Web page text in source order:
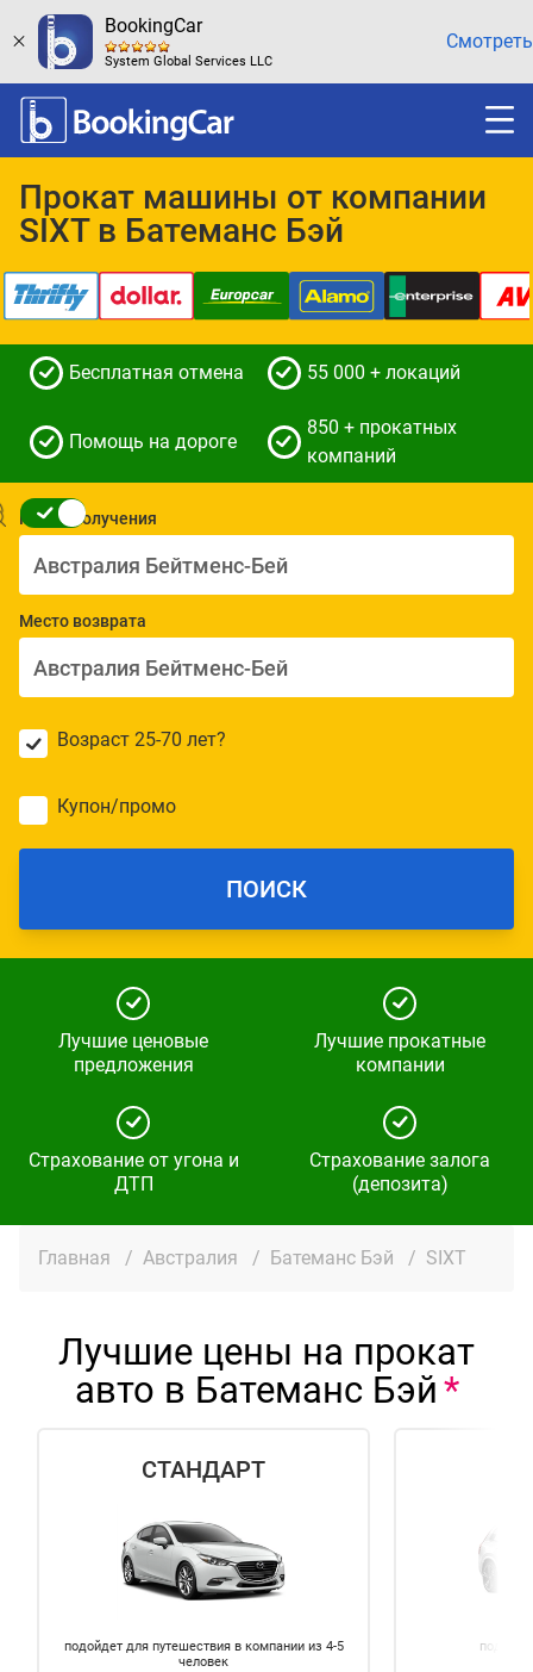
BookingCar
System Global Services LLC
Смотреть
Прокат машины от компании
SIXT в Батеманс Бэй
Бесплатная отмена 55 000 + локаций
Помощь на дороге
850 + прокатных
компаний
Место получения
Место возврата
Возраст 25-70 лет?
Купон/промо
ПОИСК
Лучшие ценовые
предложения
Лучшие прокатные
компании
Страхование от угона и
ДТП
Страхование залога
(депозита)
Главная / Австралия / Батеманс Бэй / SIXT
Лучшие цены на прокат
авто в Батеманс Бэй
СТАНДАРТ
подойдет для путешествия в компании из 4-5
человек